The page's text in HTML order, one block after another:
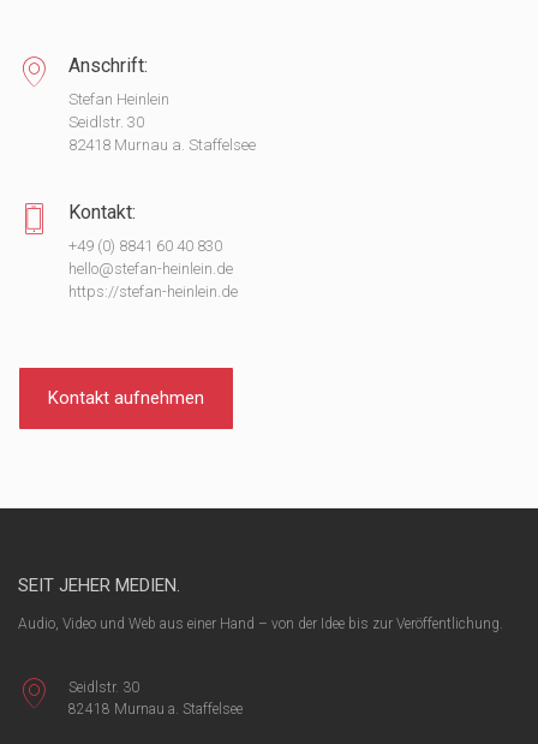
Anschrift:
Stefan Heinlein
Seidlstr. 30
82418 Murnau a. Staffelsee
Kontakt:
+49 (0) 8841 60 40 830
hello@stefan-heinlein.de
https://stefan-heinlein.de
Kontakt aufnehmen
SEIT JEHER MEDIEN.
Audio, Video und Web aus einer Hand – von der Idee bis zur Veröffentlichung.
Seidlstr. 30
82418 Murnau a. Staffelsee